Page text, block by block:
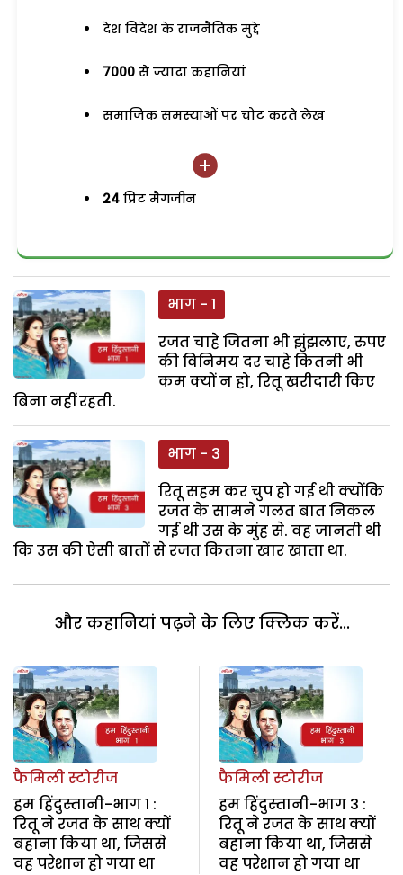
देश विदेश के राजनैतिक मुद्दे
7000 से ज्यादा कहानियां
समाजिक समस्याओं पर चोट करते लेख
24 प्रिंट मैगजीन
भाग - 1
रजत चाहे जितना भी झुंझलाए, रुपए
की विनिमय दर चाहे कितनी भी
कम क्यों न हो, रितू खरीदारी किए
बिना नहीं रहती.
भाग - 3
रितू सहम कर चुप हो गई थी क्योंकि
रजत के सामने गलत बात निकल
गई थी उस के मुंह से. वह जानती थी
कि उस की ऐसी बातों से रजत कितना खार खाता था.
और कहानियां पढ़ने के लिए क्लिक करें...
फैमिली स्टोरीज
हम हिंदुस्तानी-भाग 1 :
रितू ने रजत के साथ क्यों
बहाना किया था, जिससे
वह परेशान हो गया था
फैमिली स्टोरीज
हम हिंदुस्तानी-भाग 3 :
रितू ने रजत के साथ क्यों
बहाना किया था, जिससे
वह परेशान हो गया था